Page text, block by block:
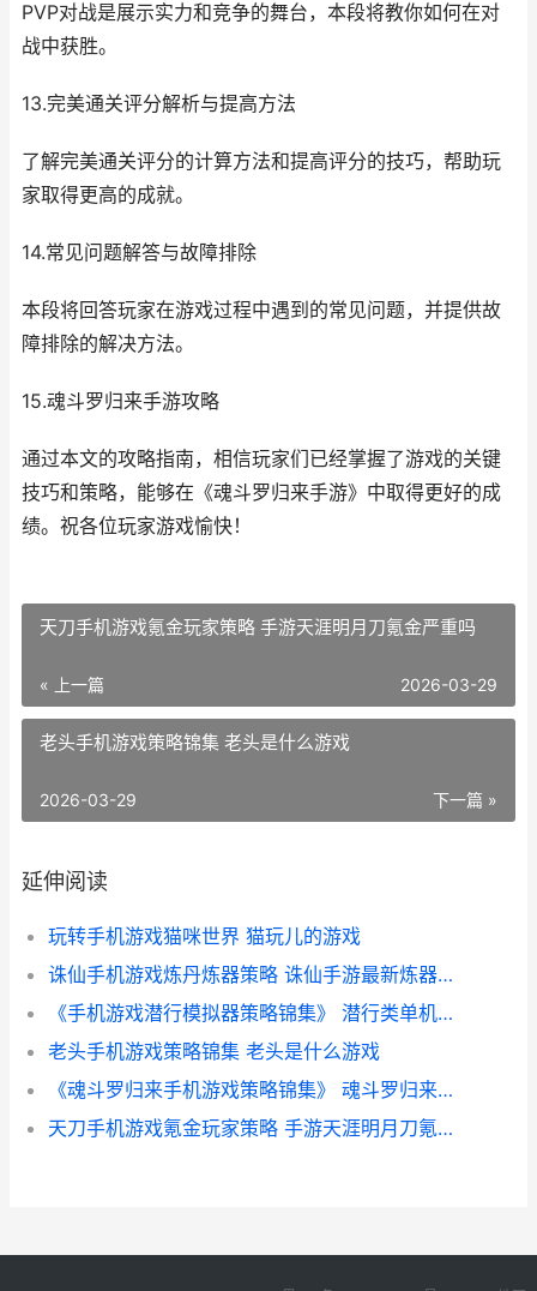
PVP对战是展示实力和竞争的舞台，本段将教你如何在对
战中获胜。
13.完美通关评分解析与提高方法
了解完美通关评分的计算方法和提高评分的技巧，帮助玩
家取得更高的成就。
14.常见问题解答与故障排除
本段将回答玩家在游戏过程中遇到的常见问题，并提供故
障排除的解决方法。
15.魂斗罗归来手游攻略
通过本文的攻略指南，相信玩家们已经掌握了游戏的关键
技巧和策略，能够在《魂斗罗归来手游》中取得更好的成
绩。祝各位玩家游戏愉快！
天刀手机游戏氪金玩家策略 手游天涯明月刀氪金严重吗
« 上一篇 2026-03-29
老头手机游戏策略锦集 老头是什么游戏
下一篇 »
2026-03-29
延伸阅读
玩转手机游戏猫咪世界 猫玩儿的游戏
诛仙手机游戏炼丹炼器策略 诛仙手游最新炼器方法
《手机游戏潜行模拟器策略锦集》 潜行类单机手机游戏
老头手机游戏策略锦集 老头是什么游戏
《魂斗罗归来手机游戏策略锦集》 魂斗罗归来官方网站
天刀手机游戏氪金玩家策略 手游天涯明月刀氪金严重吗